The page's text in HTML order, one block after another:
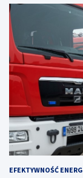
EFEKTYWNOŚĆ